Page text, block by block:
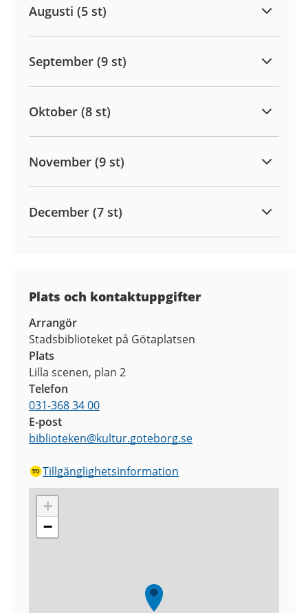
Augusti (5 st)
September (9 st)
Oktober (8 st)
November (9 st)
December (7 st)
Plats och kontaktuppgifter
Arrangör
Stadsbiblioteket på Götaplatsen
Plats
Lilla scenen, plan 2
Telefon
031-368 34 00
E-post
biblioteken@kultur.goteborg.se
Tillgänglighetsinformation
+
−